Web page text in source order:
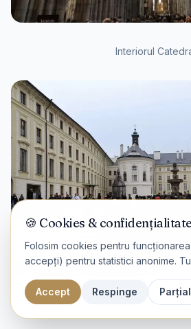
Interiorul
🍪 Cookies & confidențialitate
Folosim cookies pentru
accepți) pentru statistici anonime.
Accept Respinge Parțial